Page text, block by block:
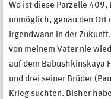
Wo ist diese Parzelle 409,
unmöglich, genau den
irgendwann in der
von meinem Vater nie
auf dem Babushkinskaya
und drei seiner Brüder
Krieg suchten. Bisher